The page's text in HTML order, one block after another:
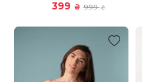
399 ₴ 999₴